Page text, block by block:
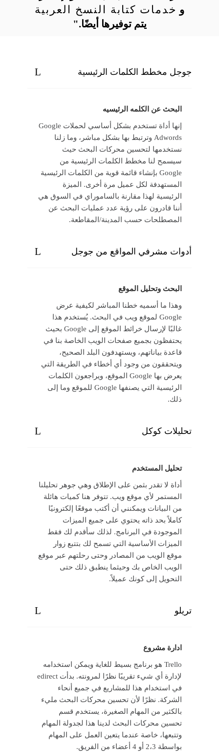
و خدمات كتابة النسخ العربية
يتم توفيرها أيضًا."
جوجل مخطط الكلمات الرئيسية
البحث عن الكلمه الرئيسيه
إنها أداة تستخدم بشكل أساسي لحملات Google
Adwords وترتبط بها بشكل مباشر، وما زلنا
نستخدمها لتحسين محركات البحث حيث
سيسمح لنا مخطط الكلمات الرئيسية من
Google بإنشاء قائمة قوية من الكلمات الرئيسية
المستهدفة لكل عميل مرة أخرى. الميزة
الرئيسية لهذا مقارنة بالساموراي في السوق هي
أننا قادرون على رؤية عدد عمليات البحث عن
المصطلحات حسب المدينة/المقاطعة.
أدوات مشرفي المواقع من جوجل
البحث وتحليل الموقع
وهذا ما أسميه خطنا المباشر لكيفية عرض
Google لموقع ويب في البحث. يُستخدم هذا
غالبًا لإرسال خرائط الموقع إلى Google بحيث
يحتفظون بجميع صفحات الويب الخاصة بنا في
قاعدة بياناتهم، ويستهدفون البلد الصحيح،
ويتحققون من وجود أي أخطاء في الطريقة التي
يعرض بها Google الموقع، ويراجعون الكلمات
الرئيسية التي يصنفها Google للموقع وما إلى
ذلك.
تحليلات كوكل
تحليل المستخدم
أداة لا تقدر بثمن على الإطلاق وهي جوهر تحليلنا
المستمر لأي موقع ويب. تتوفر هنا كميات هائلة
من البيانات ويمكنني أن أكتب موقعًا إلكترونيًا
كاملاً بحد ذاته يحتوي على جميع الميزات
الموجودة في البرنامج. لذلك سأقدم لك فقط
الميزات الأساسية التي تسمح لك بتتبع زوار
موقع الويب من المصادر وحتى رحلتهم عبر موقع
الويب الخاص بك وحيثما ينطبق ذلك حتى
التحويل إلى كونك عميلاً.
تريلو
ادارة مشروع
Trello هو برنامج بسيط للغاية ويمكن استخدامه
لإدارة أي شيء تقريبًا نظرًا لمرونته. بدأت edirect
في استخدام هذا للمشاريع في جميع أنحاء
الشركة. نظرًا لأن تحسين محركات البحث مليء
بالكثير من المهام الصغيرة، يستخدم قسم
تحسين محركات البحث لدينا هذا لجدولة المهام
وتتبعها، خاصة عندما يتعين العمل على المهام
بواسطة 2،3 أو 4 أعضاء من الفريق.